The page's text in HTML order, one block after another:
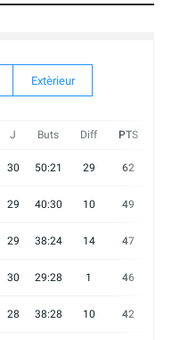
Extèrieur
J Buts Diff PTS
30 50:21 29 62
29 40:30 10 49
29 38:24 14 47
30 29:28 1 46
28 38:28 10 42